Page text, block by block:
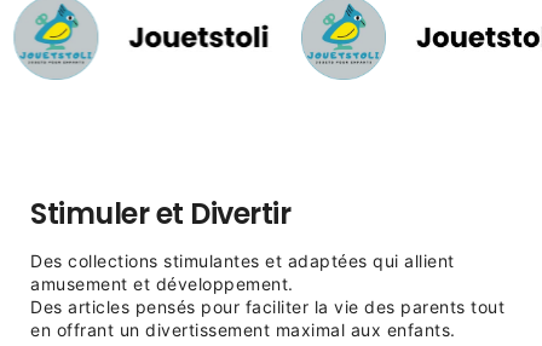
Stimuler et Divertir
Des collections stimulantes et adaptées qui allient
amusement et développement.
Des articles pensés pour faciliter la vie des parents tout
en offrant un divertissement maximal aux enfants.